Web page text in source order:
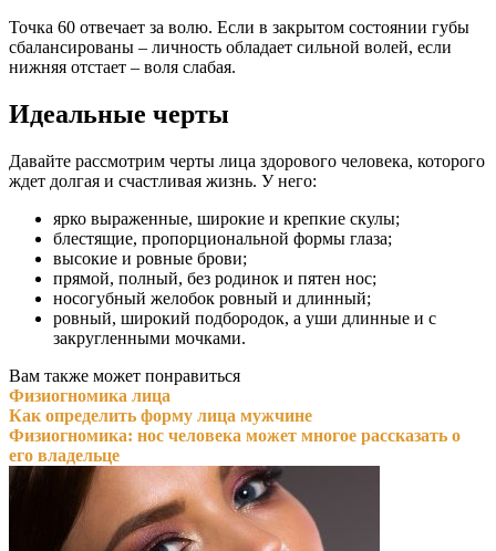
Точка 60 отвечает за волю. Если в закрытом состоянии губы
сбалансированы – личность обладает сильной волей, если
нижняя отстает – воля слабая.
Идеальные черты
Давайте рассмотрим черты лица здорового человека, которого
ждет долгая и счастливая жизнь. У него:
ярко выраженные, широкие и крепкие скулы;
блестящие, пропорциональной формы глаза;
высокие и ровные брови;
прямой, полный, без родинок и пятен нос;
носогубный желобок ровный и длинный;
ровный, широкий подбородок, а уши длинные и с
закругленными мочками.
Вам также может понравиться
Физиогномика лица
Как определить форму лица мужчине
Физиогномика: нос человека может многое рассказать о
его владельце